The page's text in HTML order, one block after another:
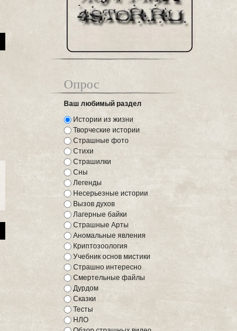
Опрос
Ваш любимый раздел
Истории из жизни
Творческие истории
Страшные фото
Стихи
Страшилки
Сны
Легенды
Несерьезные истории
Вызов духов
Лагерные байки
Страшные Арты
Аномальные явления
Криптозоология
Учебник основ мистики
Страшно интересно
Смертельные файлы
Дурдом
Сказки
Тесты
НЛО